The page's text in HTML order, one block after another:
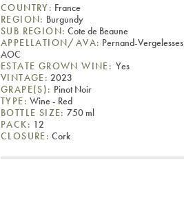
COUNTRY: France
REGION: Burgundy
SUB REGION: Cote de Beaune
APPELLATION/AVA: Pernand-Vergelesses
AOC
ESTATE GROWN WINE: Yes
VINTAGE: 2023
GRAPE(S): Pinot Noir
TYPE: Wine - Red
BOTTLE SIZE: 750 ml
PACK: 12
CLOSURE: Cork